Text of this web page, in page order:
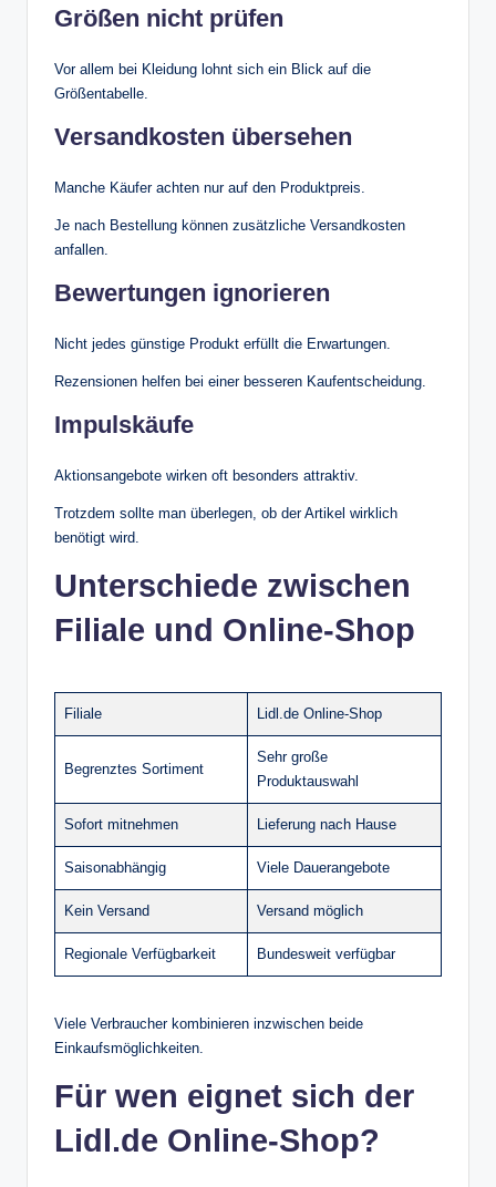
Größen nicht prüfen
Vor allem bei Kleidung lohnt sich ein Blick auf die
Größentabelle.
Versandkosten übersehen
Manche Käufer achten nur auf den Produktpreis.
Je nach Bestellung können zusätzliche Versandkosten
anfallen.
Bewertungen ignorieren
Nicht jedes günstige Produkt erfüllt die Erwartungen.
Rezensionen helfen bei einer besseren Kaufentscheidung.
Impulskäufe
Aktionsangebote wirken oft besonders attraktiv.
Trotzdem sollte man überlegen, ob der Artikel wirklich
benötigt wird.
Unterschiede zwischen
Filiale und Online-Shop
Filiale Lidl.de Online-Shop
Begrenztes Sortiment
Sehr große
Produktauswahl
Sofort mitnehmen Lieferung nach Hause
Saisonabhängig Viele Dauerangebote
Kein Versand Versand möglich
Regionale Verfügbarkeit Bundesweit verfügbar
Viele Verbraucher kombinieren inzwischen beide
Einkaufsmöglichkeiten.
Für wen eignet sich der
Lidl.de Online-Shop?